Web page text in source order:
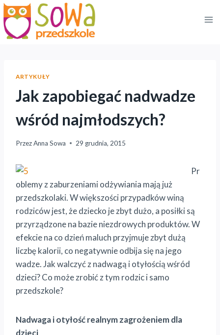
Przejdź
do
treści
ARTYKUŁY
Jak zapobiegać nadwadze
wśród najmłodszych?
PrzezAnna Sowa 29 grudnia, 2015
Pr
oblemy z zaburzeniami odżywiania mają już
przedszkolaki. W większości przypadków winą
rodziców jest, że dziecko je zbyt dużo, a posiłki są
przyrządzone na bazie niezdrowych produktów. W
efekcie na co dzień maluch przyjmuje zbyt dużą
liczbę kalorii, co negatywnie odbija się na jego
wadze. Jak walczyć z nadwagą i otyłością wśród
dzieci? Co może zrobić z tym rodzic i samo
przedszkole?
Nadwaga i otyłość realnym zagrożeniem dla
dzieci